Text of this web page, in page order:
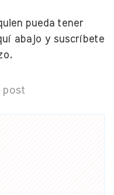
pueda tener
abajo y suscríbete
post